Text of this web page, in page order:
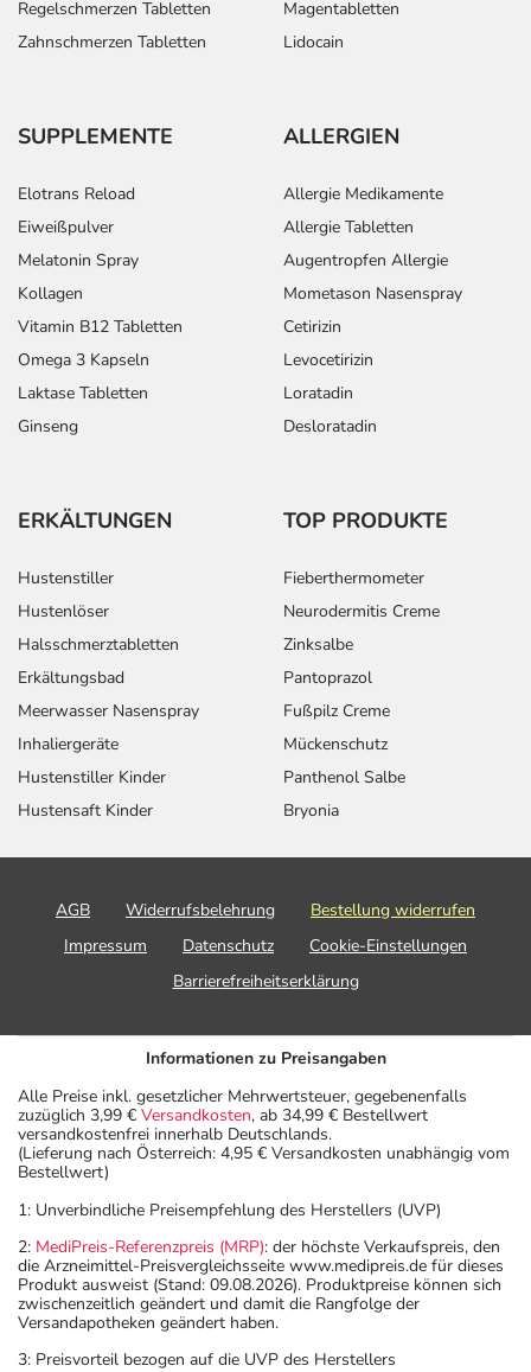
Regelschmerzen Tabletten
Zahnschmerzen Tabletten
Magentabletten
Lidocain
SUPPLEMENTE
Elotrans Reload
Eiweißpulver
Melatonin Spray
Kollagen
Vitamin B12 Tabletten
Omega 3 Kapseln
Laktase Tabletten
Ginseng
ALLERGIEN
Allergie Medikamente
Allergie Tabletten
Augentropfen Allergie
Mometason Nasenspray
Cetirizin
Levocetirizin
Loratadin
Desloratadin
ERKÄLTUNGEN
Hustenstiller
Hustenlöser
Halsschmerztabletten
Erkältungsbad
Meerwasser Nasenspray
Inhaliergeräte
Hustenstiller Kinder
Hustensaft Kinder
TOP PRODUKTE
Fieberthermometer
Neurodermitis Creme
Zinksalbe
Pantoprazol
Fußpilz Creme
Mückenschutz
Panthenol Salbe
Bryonia
AGB Widerrufsbelehrung
Bestellung widerrufen
Impressum
Datenschutz
Cookie-Einstellungen
Barrierefreiheitserklärung
Informationen zu Preisangaben
Alle Preise inkl. gesetzlicher Mehrwertsteuer, gegebenenfalls
zuzüglich 3,99 € Versandkosten, ab 34,99 € Bestellwert
versandkostenfrei innerhalb Deutschlands.
(Lieferung nach Österreich: 4,95 € Versandkosten unabhängig vom
Bestellwert)
1: Unverbindliche Preisempfehlung des Herstellers (UVP)
2: MediPreis-Referenzpreis (MRP): der höchste Verkaufspreis, den
die Arzneimittel-Preisvergleichsseite www.medipreis.de für dieses
Produkt ausweist (Stand: 09.08.2026). Produktpreise können sich
zwischenzeitlich geändert und damit die Rangfolge der
Versandapotheken geändert haben.
3: Preisvorteil bezogen auf die UVP des Herstellers